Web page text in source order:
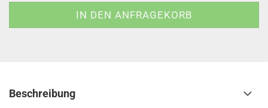
Beschreibung